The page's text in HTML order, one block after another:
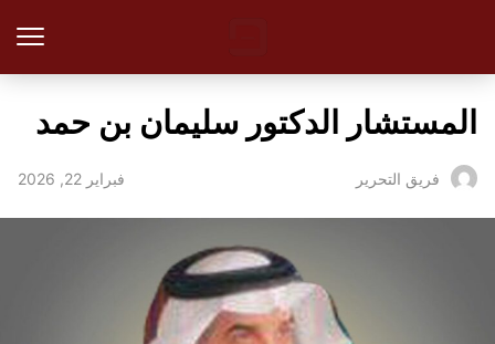
المستشار الدكتور سليمان بن حمد
فريق التحرير فبراير 22, 2026